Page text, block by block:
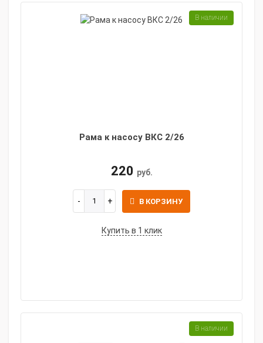
Рама к насосу ВКС 2/26
220 руб.
В КОРЗИНУ
Купить в 1 клик
В наличии
В наличии